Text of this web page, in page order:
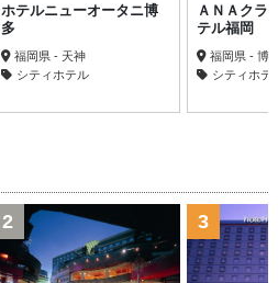
ホテルニューオータニ博
多
福岡県 - 天神
シティホテル
ＡＮＡクラ
テル福岡
福岡県 - 博
シティホテ
2 3